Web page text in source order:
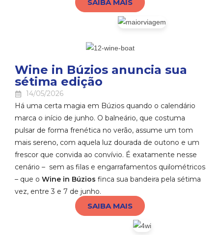
SAIBA MAIS
Wine in Búzios anuncia sua
sétima edição
14/05/2026
Há uma certa magia em Búzios quando o calendário
marca o início de junho. O balneário, que costuma
pulsar de forma frenética no verão, assume um tom
mais sereno, com aquela luz dourada de outono e um
frescor que convida ao convívio. É exatamente nesse
cenário – sem as filas e engarrafamentos quilométricos
– que o Wine in Búzios finca sua bandeira pela sétima
vez, entre 3 e 7 de junho.
SAIBA MAIS